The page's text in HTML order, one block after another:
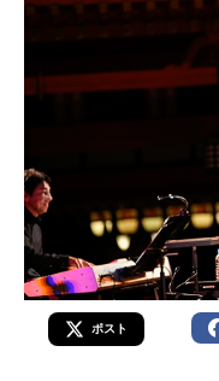
ポスト